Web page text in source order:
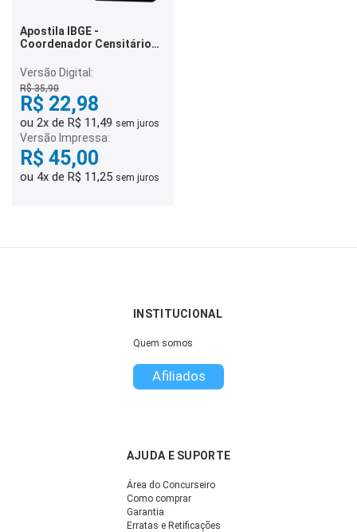
Apostila IBGE -
Coordenador Censitário
Versão Digital:
R$ 35,90
R$ 22,98
ou 2x de R$ 11,49 sem juros
Versão Impressa:
R$ 45,00
ou 4x de R$ 11,25 sem juros
INSTITUCIONAL
Quem somos
Afiliados
AJUDA E SUPORTE
Área do Concurseiro
Como comprar
Garantia
Erratas e Retificações